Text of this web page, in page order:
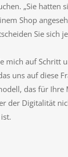
„Sie hatten
Shop
Sie sich
mich auf Schritt
uns auf diese
das für Ihre
der Digitalität